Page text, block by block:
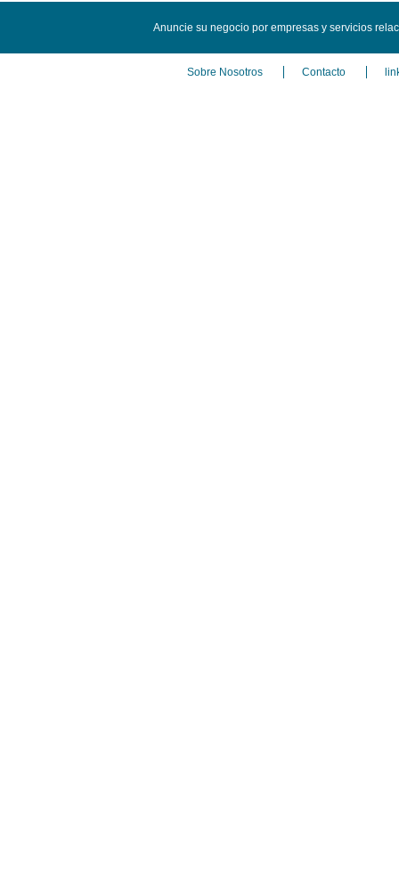
Anuncie su negocio por empresas y servicios
Sobre Nosotros Contacto